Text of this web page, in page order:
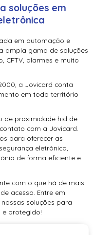
soluções em
em automação e
ampla gama de soluções
CFTV, alarmes e muito
a Jovicard conta
em todo território
de proximidade hid de
com a Jovicard.
para oferecer as
eletrônica,
de forma eficiente e
com o que há de mais
acesso. Entre em
soluções para
e protegido!